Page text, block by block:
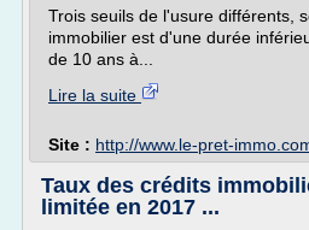
Trois seuils de l'usure différents,
immobilier est d'une durée
de 10 ans à...
Lire la suite
Site : http://www.le-pret-
Taux des crédits
limitée en 2017 ...